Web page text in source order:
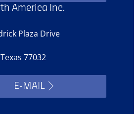
America Inc.
Plaza Drive
77032
E-MAIL